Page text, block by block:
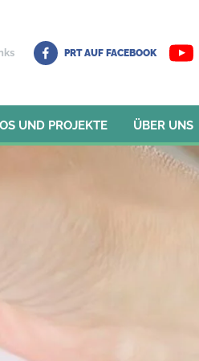
PRT AUF FACEBOOK
UND PROJEKTE ÜBER UNS